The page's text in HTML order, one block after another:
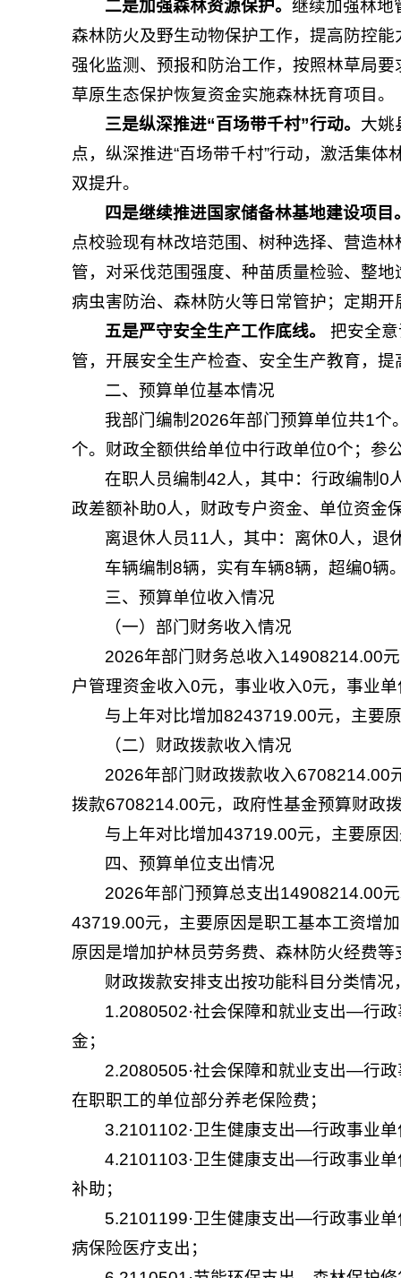
二是加强森林资源保护。继续加强林地
森林防火及野生动物保护工作，提高防控
强化监测、预报和防治工作，按照林草局
草原生态保护恢复资金实施森林抚育项目。
三是纵深推进“百场带千村”行动。 大姚
点，纵深推进“百场带千村”行动，激活集
双提升。
四是继续推进国家储备林基地建设项目
点校验现有林改培范围、树种选择、营造
管，对采伐范围强度、种苗质量检验、整
病虫害防治、森林防火等日常管护；定期
五是严守安全生产工作底线。
把安全
管，开展安全生产检查、安全生产教育，
二、预算单位基本情况
我部门编制2026年部门预算单位共1
个。财政全额供给单位中行政单位0个；参
在职人员编制42人，其中：行政编制0
政差额补助0人，财政专户资金、单位资金
离退休人员11人，其中：离休0人，退
车辆编制8辆，实有车辆8辆，超编0辆
三、预算单位收入情况
（一）部门财务收入情况
2026年部门财务总收入14908214.00
户管理资金收入0元，事业收入0元，事业
与上年对比增加8243719.00元，主要
（二）财政拨款收入情况
2026年部门财政拨款收入6708214.00
拨款6708214.00元，政府性基金预算财政
与上年对比增加43719.00元，主要原
四、预算单位支出情况
2026年部门预算总支出14908214.00
43719.00元，主要原因是职工基本工资增
原因是增加护林员劳务费、森林防火经费等
财政拨款安排支出按功能科目分类情况
1.2080502·社会保障和就业支出—行
金；
2.2080505·社会保障和就业支出—行
在职职工的单位部分养老保险费；
3.2101102·卫生健康支出—行政事业
4.2101103·卫生健康支出—行政事业
补助；
5.2101199·卫生健康支出—行政事业
病保险医疗支出；